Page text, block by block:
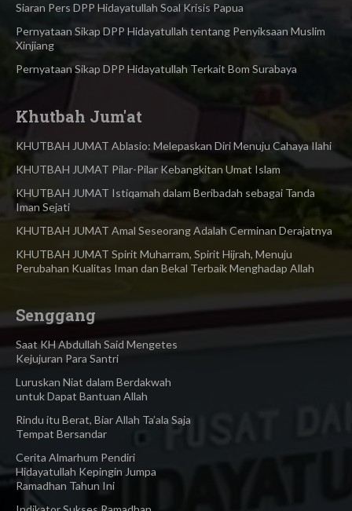
Siaran Pers DPP Hidayatullah Soal Krisis Papua
Pernyataan Sikap DPP Hidayatullah tentang Penyiksaan Muslim
Xinjiang
Pernyataan Sikap DPP Hidayatullah Terkait Bom Surabaya
Khutbah Jum'at
KHUTBAH JUMAT Ablasio: Melepaskan Diri Menuju Cahaya Ilahi
KHUTBAH JUMAT Pilar-Pilar Kebangkitan Umat Islam
KHUTBAH JUMAT Istiqamah dalam Beribadah sebagai Tanda
Iman Sejati
KHUTBAH JUMAT Amal Seseorang Adalah Cerminan Derajatnya
KHUTBAH JUMAT Spirit Muharram, Spirit Hijrah, Menuju
Perubahan Kualitas Iman dan Bekal Terbaik Menghadap Allah
Senggang
Saat KH Abdullah Said Mengetes
Kejujuran Para Santri
Luruskan Niat dalam Berdakwah
untuk Dapat Bantuan Allah
Rindu itu Berat, Biar Allah Ta’ala Saja
Tempat Bersandar
Cerita Almarhum Pendiri
Hidayatullah Kepingin Jumpa
Ramadhan Tahun Ini